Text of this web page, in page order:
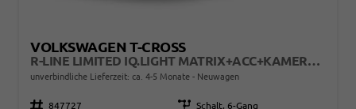
VOLKSWAGEN T-CROSS
R-LINE LIMITED IQ.LIGHT MATRIX+ACC+KAMERA+18'' ALU
unverbindliche Lieferzeit: ca. 4-5 Monate Neuwagen
Fahrzeugnr. 847727 Getriebe Schalt. 6-Gang